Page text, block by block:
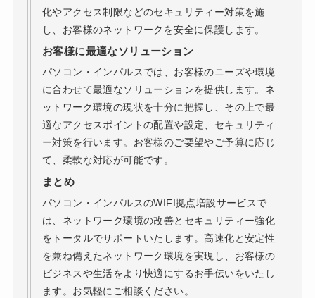
化やアクセス制限などのセキュリティー対策を施
し、お客様のネットワークを安全に保護します。
お客様に最適なソリューション
パソコン・インパルスでは、お客様のニーズや環境
に合わせて最適なソリューションを提供します。ネ
ットワーク環境の現状を十分に把握し、その上で最
適なアクセスポイントの配置や設定、セキュリティ
ー対策を行います。お客様のご要望やご予算に応じ
て、柔軟な対応が可能です。
まとめ
パソコン・インパルスのWIFI拠点増設サービスで
は、ネットワーク環境の改善とセキュリティー強化
をトータルでサポートいたします。高速化と安定性
を兼ね備えたネットワーク環境を実現し、お客様の
ビジネスや生活をより快適にするお手伝いをいたし
ます。お気軽にご相談ください。